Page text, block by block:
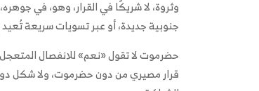
وثروة، لا شريكًا في القرار، وهو، في
جنوبية جديدة، أو عبر تسويات سريعة
حضرموت لا تقول «نعم» للانفصال المتعجل،
قرار مصيري من دون حضرموت، ولا شكل